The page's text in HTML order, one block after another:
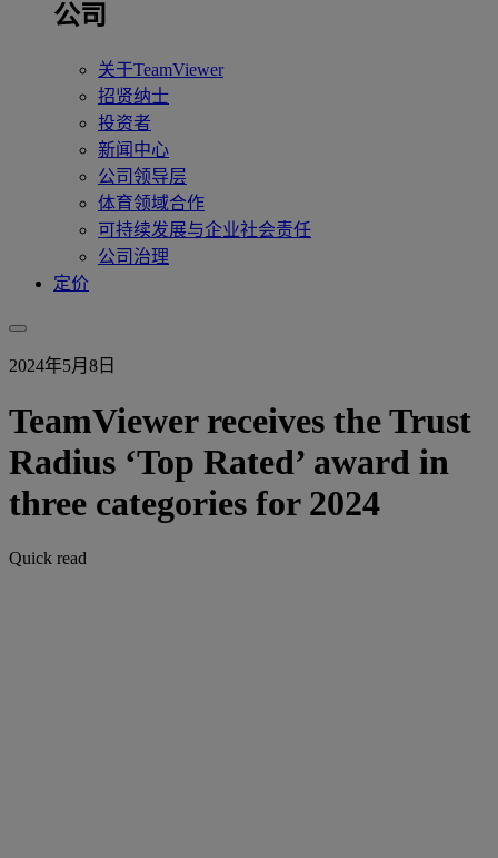
公司
关于TeamViewer
招贤纳士
投资者
新闻中心
公司领导层
体育领域合作
可持续发展与企业社会责任
公司治理
定价
2024年5月8日
TeamViewer receives the Trust
Radius ‘Top Rated’ award in
three categories for 2024
Quick read